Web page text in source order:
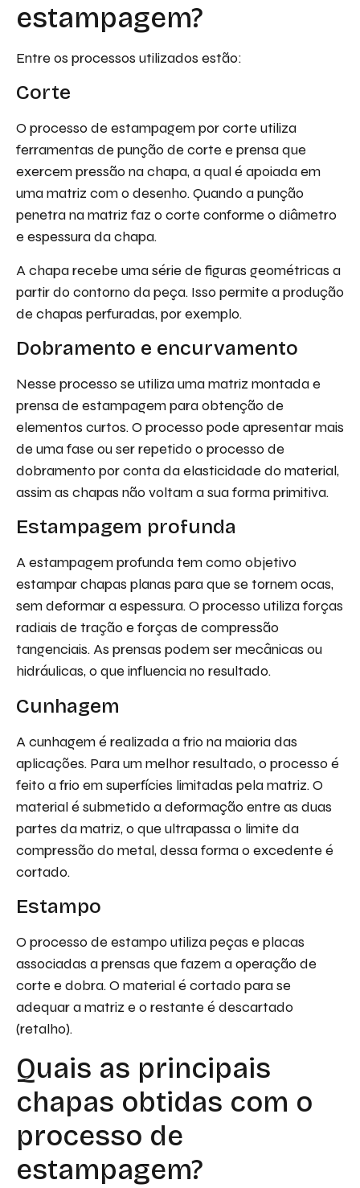
estampagem?
Entre os processos utilizados estão:
Corte
O processo de estampagem por corte utiliza
ferramentas de punção de corte e prensa que
exercem pressão na chapa, a qual é apoiada em
uma matriz com o desenho. Quando a punção
penetra na matriz faz o corte conforme o diâmetro
e espessura da chapa.
A chapa recebe uma série de figuras geométricas a
partir do contorno da peça. Isso permite a produção
de chapas perfuradas, por exemplo.
Dobramento e encurvamento
Nesse processo se utiliza uma matriz montada e
prensa de estampagem para obtenção de
elementos curtos. O processo pode apresentar mais
de uma fase ou ser repetido o processo de
dobramento por conta da elasticidade do material,
assim as chapas não voltam a sua forma primitiva.
Estampagem profunda
A estampagem profunda tem como objetivo
estampar chapas planas para que se tornem ocas,
sem deformar a espessura. O processo utiliza forças
radiais de tração e forças de compressão
tangenciais. As prensas podem ser mecânicas ou
hidráulicas, o que influencia no resultado.
Cunhagem
A cunhagem é realizada a frio na maioria das
aplicações. Para um melhor resultado, o processo é
feito a frio em superfícies limitadas pela matriz. O
material é submetido a deformação entre as duas
partes da matriz, o que ultrapassa o limite da
compressão do metal, dessa forma o excedente é
cortado.
Estampo
O processo de estampo utiliza peças e placas
associadas a prensas que fazem a operação de
corte e dobra. O material é cortado para se
adequar a matriz e o restante é descartado
(retalho).
Quais as principais
chapas obtidas com o
processo de
estampagem?